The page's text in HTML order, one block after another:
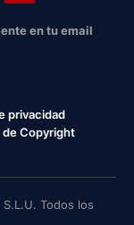
en tu email
privacidad
Copyright
Todos los